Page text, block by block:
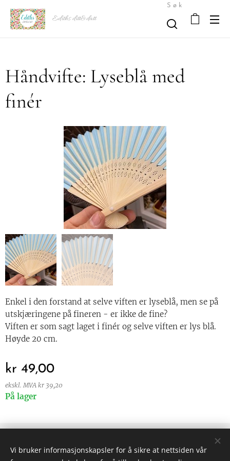
Ediths ditt&datt
Søk
Håndvifte: Lyseblå med
finér
Enkel i den forstand at selve viften er lyseblå, men se på
utskjæringene på fineren - er ikke de fine?
Viften er som sagt laget i finér og selve viften er lys blå.
Høyde 20 cm.
kr 49,00
ekskl. MVA kr 39,20
På lager
Vilkår og betingelser|Personvern
Vi bruker informasjonskapsler for å sikre at nettsiden vår